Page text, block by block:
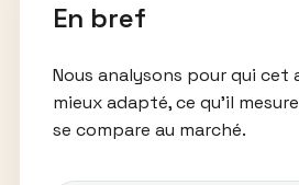
En bref
Nous analysons pour qui cet
mieux adapté, ce qu’il
se compare au marché.